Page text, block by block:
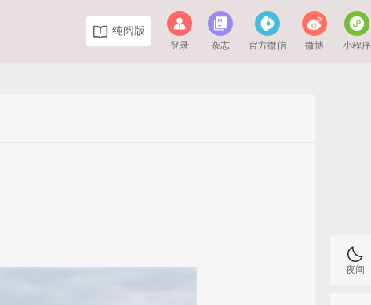
纯阅版
登录 杂志 官方微信 微博 小程序
夜间